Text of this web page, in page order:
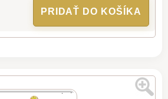
PRIDAŤ DO KOŠÍKA